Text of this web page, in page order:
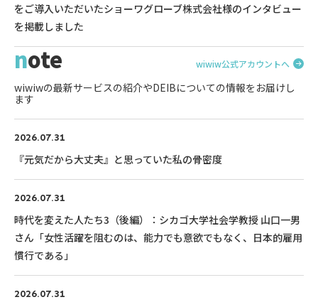
をご導入いただいたショーワグローブ株式会社様のインタビュー
を掲載しました
note wiwiw公式アカウントへ
wiwiwの最新サービスの紹介やDEIBについての情報をお届けし
ます
2026.07.31
『元気だから大丈夫』と思っていた私の骨密度
2026.07.31
時代を変えた人たち3（後編）：シカゴ大学社会学教授 山口一男
さん「女性活躍を阻むのは、能力でも意欲でもなく、日本的雇用
慣行である」
2026.07.31